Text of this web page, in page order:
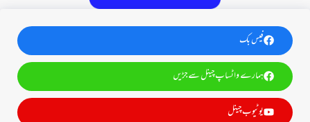
فیس بک
ہمارے واٹساپ چینل سے جڑیں
یوٹیوب چینل